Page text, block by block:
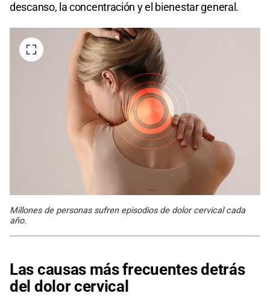
descanso, la concentración y el bienestar general.
Millones de personas sufren episodios de dolor cervical cada
año.
Las causas más frecuentes detrás
del dolor cervical